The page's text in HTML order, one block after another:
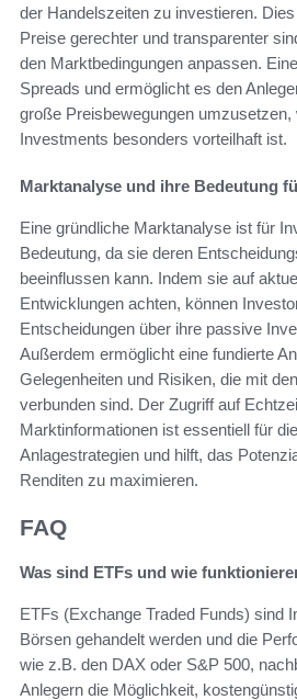
der Handelszeiten zu investieren.
Preise gerechter und transparenter
den Marktbedingungen anpassen.
Spreads und ermöglicht es den
große Preisbewegungen
Investments besonders vorteilhaft ist.
Marktanalyse und ihre Bedeutung
Eine gründliche Marktanalyse ist für
Bedeutung, da sie deren
beeinflussen kann. Indem sie auf
Entwicklungen achten, können
Entscheidungen über ihre passive
Außerdem ermöglicht eine fundierte
Gelegenheiten und Risiken, die mit
verbunden sind. Der Zugriff auf
Marktinformationen ist essentiell für
Anlagestrategien und hilft, das
Renditen zu maximieren.
FAQ
Was sind ETFs und wie
ETFs (Exchange Traded Funds) sind
Börsen gehandelt werden und die
wie z.B. den DAX oder S&P 500,
Anlegern die Möglichkeit,